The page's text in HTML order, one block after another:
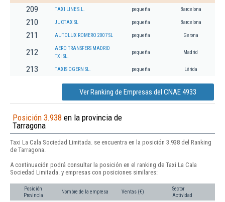
209 TAXI LINE S.L. pequeña Barcelona
210 JUCTAX SL pequeña Barcelona
211 AUTOLUX ROMERO 2007 SL pequeña Gerona
212
AERO TRANSFERS MADRID
TXI SL.
pequeña Madrid
213 TAXIS OGERN SL. pequeña Lérida
Ver Ranking de Empresas del CNAE 4933
Posición 3.938 en la provincia de
Tarragona
Taxi La Cala Sociedad Limitada. se encuentra en la posición 3.938 del Ranking
de Tarragona.
A continuación podrá consultar la posición en el ranking de Taxi La Cala
Sociedad Limitada. y empresas con posiciones similares:
Posición
Provincia
Nombre de la empresa Ventas (€)
Sector
Actividad